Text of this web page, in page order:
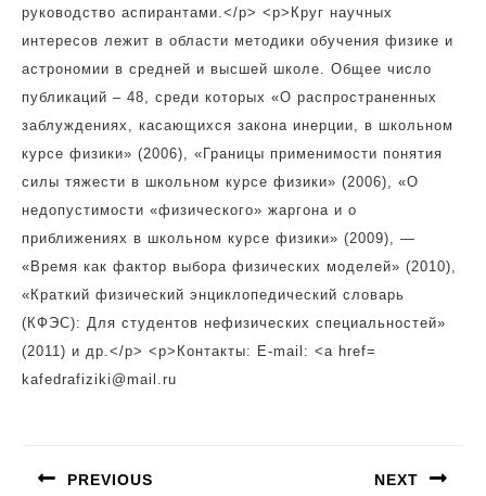
kafedrafiziki@mail.ru
PREVIOUS NEXT